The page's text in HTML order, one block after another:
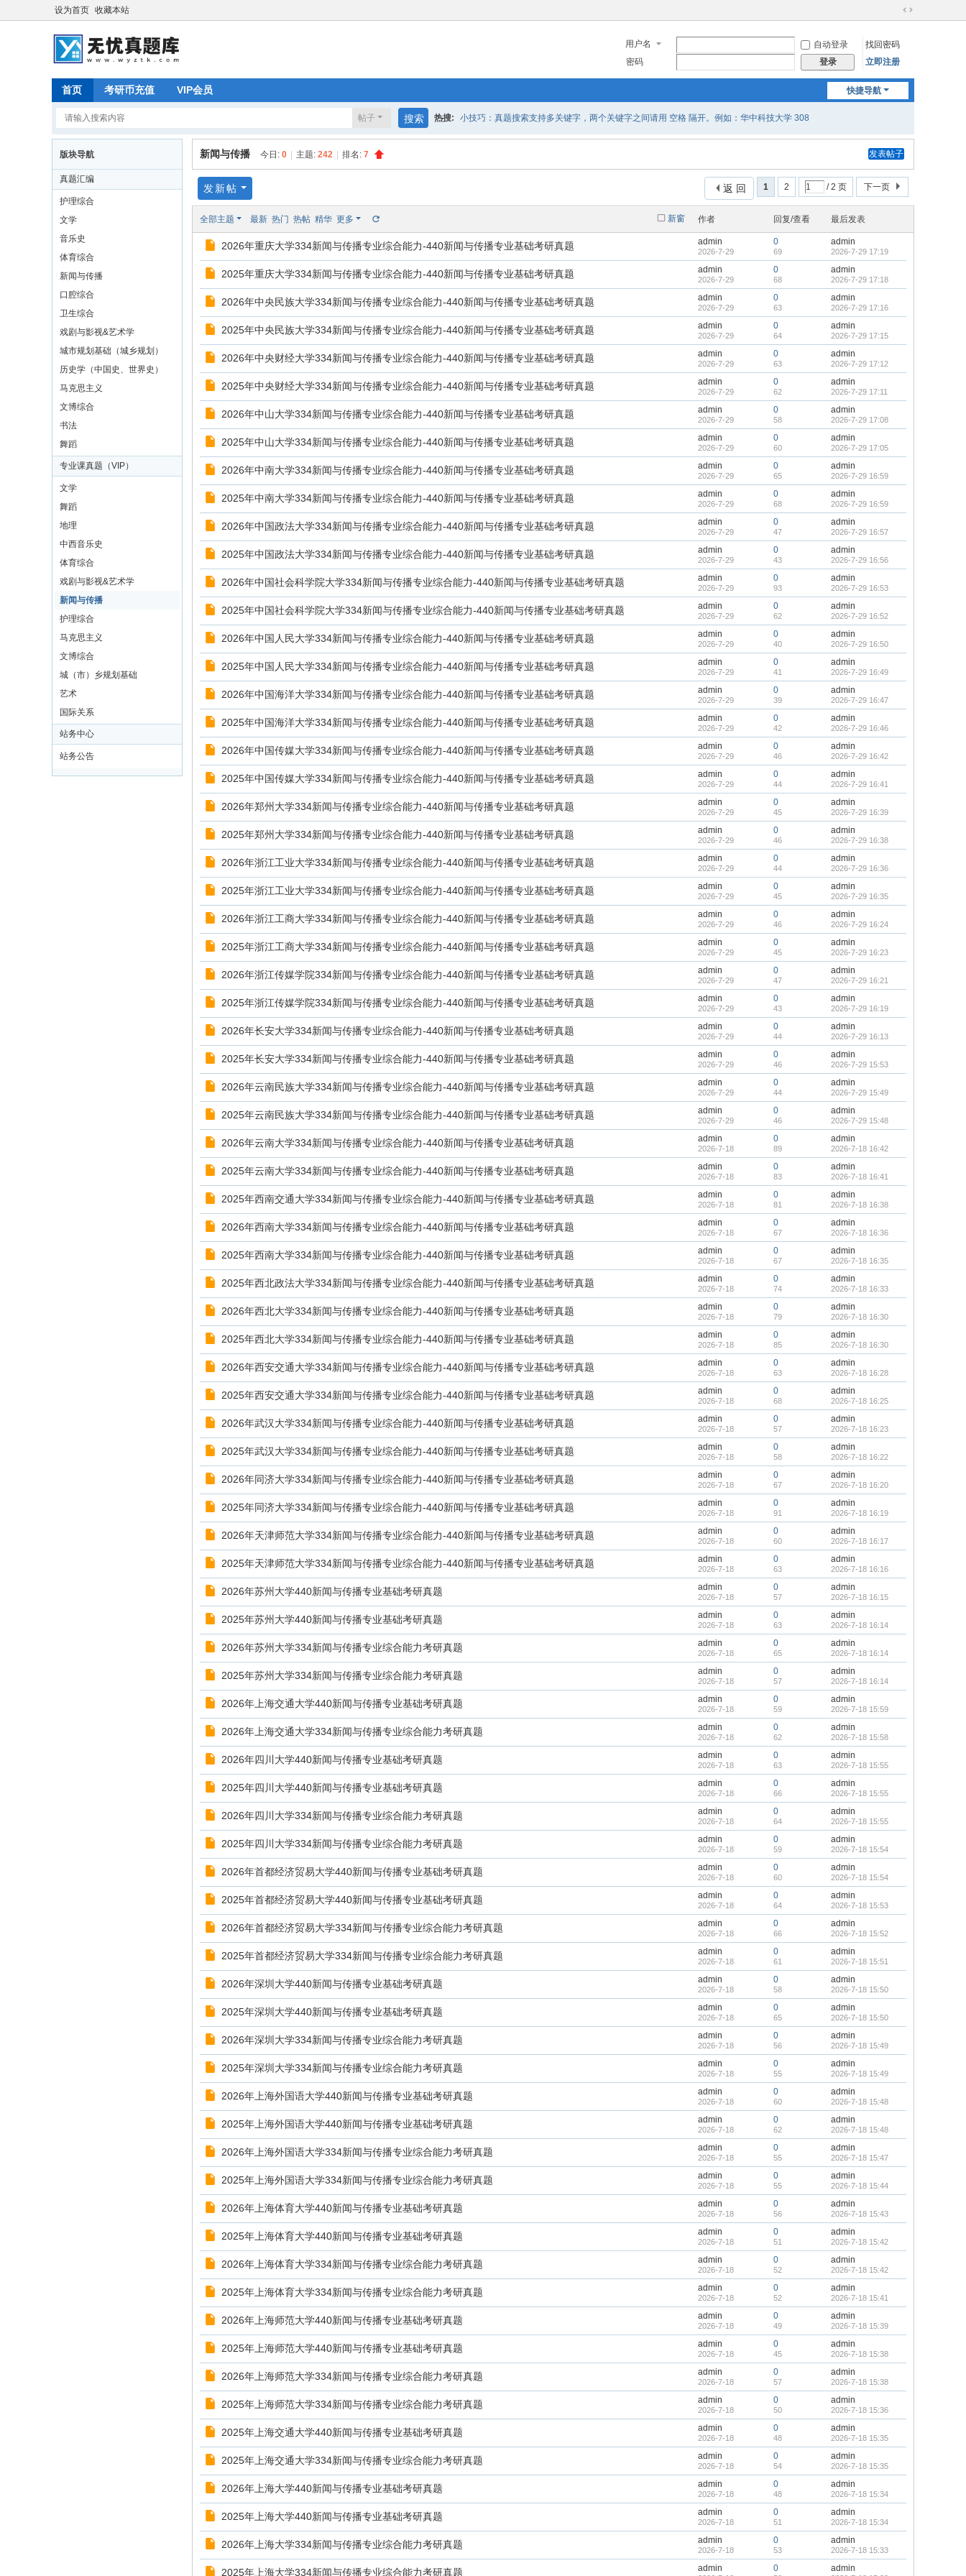
设为首页 收藏本站
切
用户名 自动登录
找回密码
密码
登录 立即注册
快捷导航
首页 考研币充值 VIP会员
帖子 搜索 热搜: 小技巧：真题搜索支持多关键字，两个关键字之间请用 空格 隔开。例如：华中科技大学 308
版块导航
真题汇编
护理综合
文学
音乐史
体育综合
新闻与传播
口腔综合
卫生综合
戏剧与影视&艺术学
城市规划基础（城乡规划）
历史学（中国史、世界史）
马克思主义
文博综合
书法
舞蹈
专业课真题（VIP）
文学
舞蹈
地理
中西音乐史
体育综合
戏剧与影视&艺术学
新闻与传播
护理综合
马克思主义
文博综合
城（市）乡规划基础
艺术
国际关系
站务中心
站务公告
发表帖子
新闻与传播 今日: 0 主题: 242 排名: 7
1 2 / 2 页 下一页
返 回
发新帖
新窗
全部主题 最新 热门 热帖 精华 更多 作者 回复/查看 最后发表
2026年重庆大学334新闻与传播专业综合能力-440新闻与传播专业基础考研真题 admin
2026-7-29
0
69
admin
2026-7-29 17:19
2025年重庆大学334新闻与传播专业综合能力-440新闻与传播专业基础考研真题 admin
2026-7-29
0
68
admin
2026-7-29 17:18
2026年中央民族大学334新闻与传播专业综合能力-440新闻与传播专业基础考研真题 admin
2026-7-29
0
63
admin
2026-7-29 17:16
2025年中央民族大学334新闻与传播专业综合能力-440新闻与传播专业基础考研真题 admin
2026-7-29
0
64
admin
2026-7-29 17:15
2026年中央财经大学334新闻与传播专业综合能力-440新闻与传播专业基础考研真题 admin
2026-7-29
0
63
admin
2026-7-29 17:12
2025年中央财经大学334新闻与传播专业综合能力-440新闻与传播专业基础考研真题 admin
2026-7-29
0
62
admin
2026-7-29 17:11
2026年中山大学334新闻与传播专业综合能力-440新闻与传播专业基础考研真题 admin
2026-7-29
0
58
admin
2026-7-29 17:08
2025年中山大学334新闻与传播专业综合能力-440新闻与传播专业基础考研真题 admin
2026-7-29
0
60
admin
2026-7-29 17:05
2026年中南大学334新闻与传播专业综合能力-440新闻与传播专业基础考研真题 admin
2026-7-29
0
65
admin
2026-7-29 16:59
2025年中南大学334新闻与传播专业综合能力-440新闻与传播专业基础考研真题 admin
2026-7-29
0
68
admin
2026-7-29 16:59
2026年中国政法大学334新闻与传播专业综合能力-440新闻与传播专业基础考研真题 admin
2026-7-29
0
47
admin
2026-7-29 16:57
2025年中国政法大学334新闻与传播专业综合能力-440新闻与传播专业基础考研真题 admin
2026-7-29
0
43
admin
2026-7-29 16:56
2026年中国社会科学院大学334新闻与传播专业综合能力-440新闻与传播专业基础考研真题 admin
2026-7-29
0
93
admin
2026-7-29 16:53
2025年中国社会科学院大学334新闻与传播专业综合能力-440新闻与传播专业基础考研真题 admin
2026-7-29
0
62
admin
2026-7-29 16:52
2026年中国人民大学334新闻与传播专业综合能力-440新闻与传播专业基础考研真题 admin
2026-7-29
0
40
admin
2026-7-29 16:50
2025年中国人民大学334新闻与传播专业综合能力-440新闻与传播专业基础考研真题 admin
2026-7-29
0
41
admin
2026-7-29 16:49
2026年中国海洋大学334新闻与传播专业综合能力-440新闻与传播专业基础考研真题 admin
2026-7-29
0
39
admin
2026-7-29 16:47
2025年中国海洋大学334新闻与传播专业综合能力-440新闻与传播专业基础考研真题 admin
2026-7-29
0
42
admin
2026-7-29 16:46
2026年中国传媒大学334新闻与传播专业综合能力-440新闻与传播专业基础考研真题 admin
2026-7-29
0
46
admin
2026-7-29 16:42
2025年中国传媒大学334新闻与传播专业综合能力-440新闻与传播专业基础考研真题 admin
2026-7-29
0
44
admin
2026-7-29 16:41
2026年郑州大学334新闻与传播专业综合能力-440新闻与传播专业基础考研真题 admin
2026-7-29
0
45
admin
2026-7-29 16:39
2025年郑州大学334新闻与传播专业综合能力-440新闻与传播专业基础考研真题 admin
2026-7-29
0
46
admin
2026-7-29 16:38
2026年浙江工业大学334新闻与传播专业综合能力-440新闻与传播专业基础考研真题 admin
2026-7-29
0
44
admin
2026-7-29 16:36
2025年浙江工业大学334新闻与传播专业综合能力-440新闻与传播专业基础考研真题 admin
2026-7-29
0
45
admin
2026-7-29 16:35
2026年浙江工商大学334新闻与传播专业综合能力-440新闻与传播专业基础考研真题 admin
2026-7-29
0
46
admin
2026-7-29 16:24
2025年浙江工商大学334新闻与传播专业综合能力-440新闻与传播专业基础考研真题 admin
2026-7-29
0
45
admin
2026-7-29 16:23
2026年浙江传媒学院334新闻与传播专业综合能力-440新闻与传播专业基础考研真题 admin
2026-7-29
0
47
admin
2026-7-29 16:21
2025年浙江传媒学院334新闻与传播专业综合能力-440新闻与传播专业基础考研真题 admin
2026-7-29
0
43
admin
2026-7-29 16:19
2026年长安大学334新闻与传播专业综合能力-440新闻与传播专业基础考研真题 admin
2026-7-29
0
44
admin
2026-7-29 16:13
2025年长安大学334新闻与传播专业综合能力-440新闻与传播专业基础考研真题 admin
2026-7-29
0
46
admin
2026-7-29 15:53
2026年云南民族大学334新闻与传播专业综合能力-440新闻与传播专业基础考研真题 admin
2026-7-29
0
44
admin
2026-7-29 15:49
2025年云南民族大学334新闻与传播专业综合能力-440新闻与传播专业基础考研真题 admin
2026-7-29
0
46
admin
2026-7-29 15:48
2026年云南大学334新闻与传播专业综合能力-440新闻与传播专业基础考研真题 admin
2026-7-18
0
89
admin
2026-7-18 16:42
2025年云南大学334新闻与传播专业综合能力-440新闻与传播专业基础考研真题 admin
2026-7-18
0
83
admin
2026-7-18 16:41
2025年西南交通大学334新闻与传播专业综合能力-440新闻与传播专业基础考研真题 admin
2026-7-18
0
81
admin
2026-7-18 16:38
2026年西南大学334新闻与传播专业综合能力-440新闻与传播专业基础考研真题 admin
2026-7-18
0
67
admin
2026-7-18 16:36
2025年西南大学334新闻与传播专业综合能力-440新闻与传播专业基础考研真题 admin
2026-7-18
0
67
admin
2026-7-18 16:35
2025年西北政法大学334新闻与传播专业综合能力-440新闻与传播专业基础考研真题 admin
2026-7-18
0
74
admin
2026-7-18 16:33
2026年西北大学334新闻与传播专业综合能力-440新闻与传播专业基础考研真题 admin
2026-7-18
0
79
admin
2026-7-18 16:30
2025年西北大学334新闻与传播专业综合能力-440新闻与传播专业基础考研真题 admin
2026-7-18
0
85
admin
2026-7-18 16:30
2026年西安交通大学334新闻与传播专业综合能力-440新闻与传播专业基础考研真题 admin
2026-7-18
0
63
admin
2026-7-18 16:28
2025年西安交通大学334新闻与传播专业综合能力-440新闻与传播专业基础考研真题 admin
2026-7-18
0
68
admin
2026-7-18 16:25
2026年武汉大学334新闻与传播专业综合能力-440新闻与传播专业基础考研真题 admin
2026-7-18
0
57
admin
2026-7-18 16:23
2025年武汉大学334新闻与传播专业综合能力-440新闻与传播专业基础考研真题 admin
2026-7-18
0
58
admin
2026-7-18 16:22
2026年同济大学334新闻与传播专业综合能力-440新闻与传播专业基础考研真题 admin
2026-7-18
0
67
admin
2026-7-18 16:20
2025年同济大学334新闻与传播专业综合能力-440新闻与传播专业基础考研真题 admin
2026-7-18
0
91
admin
2026-7-18 16:19
2026年天津师范大学334新闻与传播专业综合能力-440新闻与传播专业基础考研真题 admin
2026-7-18
0
60
admin
2026-7-18 16:17
2025年天津师范大学334新闻与传播专业综合能力-440新闻与传播专业基础考研真题 admin
2026-7-18
0
63
admin
2026-7-18 16:16
2026年苏州大学440新闻与传播专业基础考研真题 admin
2026-7-18
0
57
admin
2026-7-18 16:15
​2025年苏州大学440新闻与传播专业基础考研真题 admin
2026-7-18
0
63
admin
2026-7-18 16:14
2026年苏州大学334新闻与传播专业综合能力考研真题 admin
2026-7-18
0
65
admin
2026-7-18 16:14
2025年苏州大学334新闻与传播专业综合能力考研真题 admin
2026-7-18
0
57
admin
2026-7-18 16:14
2026年上海交通大学440新闻与传播专业基础考研真题 admin
2026-7-18
0
59
admin
2026-7-18 15:59
2026年上海交通大学334新闻与传播专业综合能力考研真题 admin
2026-7-18
0
62
admin
2026-7-18 15:58
2026年四川大学440新闻与传播专业基础考研真题 admin
2026-7-18
0
63
admin
2026-7-18 15:55
2025年四川大学440新闻与传播专业基础考研真题 admin
2026-7-18
0
66
admin
2026-7-18 15:55
2026年四川大学334新闻与传播专业综合能力考研真题 admin
2026-7-18
0
64
admin
2026-7-18 15:55
2025年四川大学334新闻与传播专业综合能力考研真题 admin
2026-7-18
0
59
admin
2026-7-18 15:54
2026年首都经济贸易大学440新闻与传播专业基础考研真题 admin
2026-7-18
0
60
admin
2026-7-18 15:54
2025年首都经济贸易大学440新闻与传播专业基础考研真题 admin
2026-7-18
0
64
admin
2026-7-18 15:53
2026年首都经济贸易大学334新闻与传播专业综合能力考研真题 admin
2026-7-18
0
66
admin
2026-7-18 15:52
2025年首都经济贸易大学334新闻与传播专业综合能力考研真题 admin
2026-7-18
0
61
admin
2026-7-18 15:51
2026年深圳大学440新闻与传播专业基础考研真题 admin
2026-7-18
0
58
admin
2026-7-18 15:50
2025年深圳大学440新闻与传播专业基础考研真题 admin
2026-7-18
0
65
admin
2026-7-18 15:50
2026年深圳大学334新闻与传播专业综合能力考研真题 admin
2026-7-18
0
56
admin
2026-7-18 15:49
2025年深圳大学334新闻与传播专业综合能力考研真题 admin
2026-7-18
0
55
admin
2026-7-18 15:49
2026年上海外国语大学440新闻与传播专业基础考研真题 admin
2026-7-18
0
60
admin
2026-7-18 15:48
2025年上海外国语大学440新闻与传播专业基础考研真题 admin
2026-7-18
0
62
admin
2026-7-18 15:48
2026年上海外国语大学334新闻与传播专业综合能力考研真题 admin
2026-7-18
0
55
admin
2026-7-18 15:47
2025年上海外国语大学334新闻与传播专业综合能力考研真题 admin
2026-7-18
0
55
admin
2026-7-18 15:44
2026年上海体育大学440新闻与传播专业基础考研真题 admin
2026-7-18
0
56
admin
2026-7-18 15:43
2025年上海体育大学440新闻与传播专业基础考研真题 admin
2026-7-18
0
51
admin
2026-7-18 15:42
2026年上海体育大学334新闻与传播专业综合能力考研真题 admin
2026-7-18
0
52
admin
2026-7-18 15:42
2025年上海体育大学334新闻与传播专业综合能力考研真题 admin
2026-7-18
0
52
admin
2026-7-18 15:41
2026年上海师范大学440新闻与传播专业基础考研真题 admin
2026-7-18
0
49
admin
2026-7-18 15:39
2025年上海师范大学440新闻与传播专业基础考研真题 admin
2026-7-18
0
45
admin
2026-7-18 15:38
2026年上海师范大学334新闻与传播专业综合能力考研真题 admin
2026-7-18
0
57
admin
2026-7-18 15:38
2025年上海师范大学334新闻与传播专业综合能力考研真题 admin
2026-7-18
0
50
admin
2026-7-18 15:36
2025年上海交通大学440新闻与传播专业基础考研真题 admin
2026-7-18
0
48
admin
2026-7-18 15:35
2025年上海交通大学334新闻与传播专业综合能力考研真题 admin
2026-7-18
0
54
admin
2026-7-18 15:35
2026年上海大学440新闻与传播专业基础考研真题 admin
2026-7-18
0
48
admin
2026-7-18 15:34
2025年上海大学440新闻与传播专业基础考研真题 admin
2026-7-18
0
51
admin
2026-7-18 15:34
2026年上海大学334新闻与传播专业综合能力考研真题 admin
2026-7-18
0
53
admin
2026-7-18 15:33
2025年上海大学334新闻与传播专业综合能力考研真题 admin 0 admin